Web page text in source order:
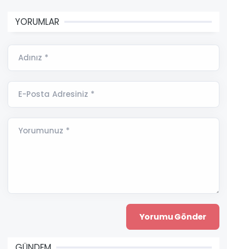
YORUMLAR
Adınız *
E-Posta Adresiniz *
Yorumunuz *